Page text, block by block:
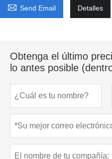
 Send Email Detalles
Obtenga el último
lo antes posible